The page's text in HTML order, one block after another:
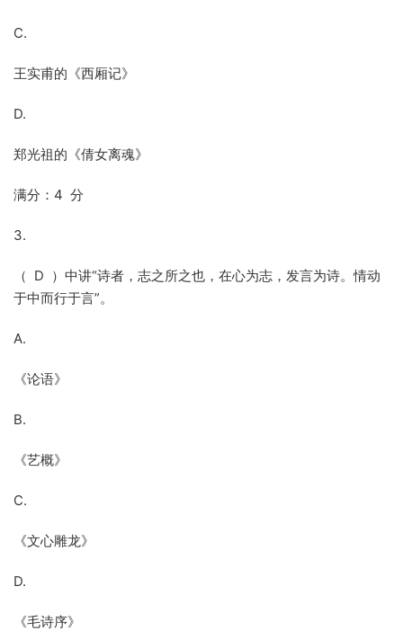
C.
王实甫的《西厢记》
D.
郑光祖的《倩女离魂》
满分：4 分
3.
（ D ）中讲“诗者，志之所之也，在心为志，发言为诗。情动
于中而行于言”。
A.
《论语》
B.
《艺概》
C.
《文心雕龙》
D.
《毛诗序》